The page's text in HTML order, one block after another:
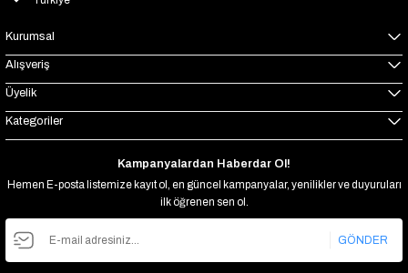
Kurumsal
Alışveriş
Üyelik
Kategoriler
Kampanyalardan Haberdar Ol!
Hemen E-posta listemize kayıt ol, en güncel kampanyalar, yenilikler ve duyuruları
ilk öğrenen sen ol.
GÖNDER